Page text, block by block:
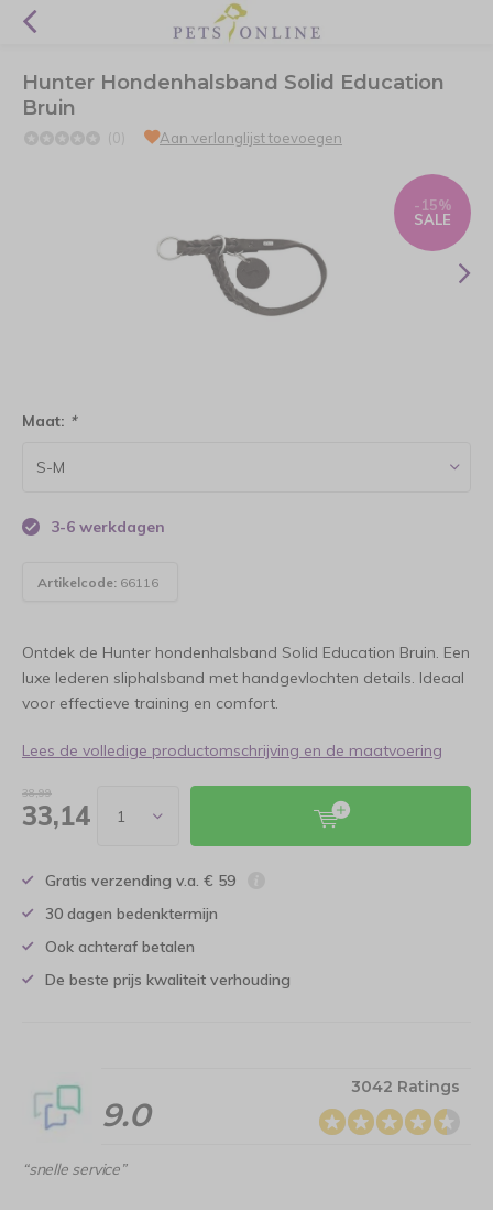
Hunter Hondenhalsband Solid Education
Bruin
(0) Aan verlanglijst toevoegen
-15%
SALE
Maat: *
3-6 werkdagen
Artikelcode: 66116
Ontdek de Hunter hondenhalsband Solid Education Bruin. Een
luxe lederen sliphalsband met handgevlochten details. Ideaal
voor effectieve training en comfort.
Lees de volledige productomschrijving en de maatvoering
38,99
33,14
Gratis verzending v.a. € 59
30 dagen bedenktermijn
Ook achteraf betalen
De beste prijs kwaliteit verhouding
9.0
3042 Ratings
“snelle service”